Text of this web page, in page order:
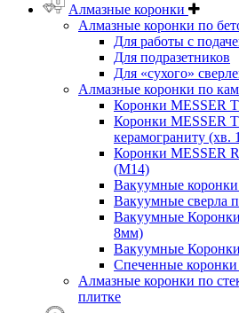
Алмазные коронки
Алмазные коронки по
Для работы с
Для подразетников
Для «сухого»
Алмазные коронки по
Коронки MESSER
Коронки MESSER
керамограниту (хв.
Коронки MESSER
(М14)
Вакуумные
Вакуумные сверла
Вакуумные
8мм)
Вакуумные
Спеченные
Алмазные коронки по
плитке